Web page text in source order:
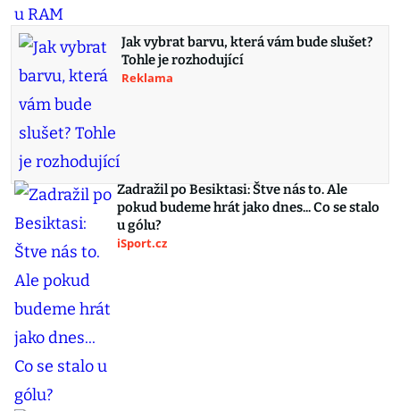
Jak vybrat barvu, která vám bude slušet?
Tohle je rozhodující
Reklama
Zadražil po Besiktasi: Štve nás to. Ale
pokud budeme hrát jako dnes... Co se stalo
u gólu?
iSport.cz